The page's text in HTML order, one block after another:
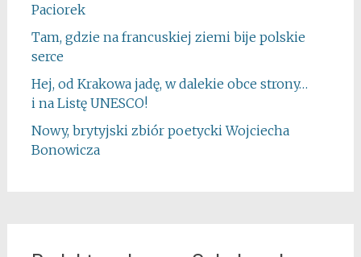
Paciorek
Tam, gdzie na francuskiej ziemi bije polskie
serce
Hej, od Krakowa jadę, w dalekie obce strony…
i na Listę UNESCO!
Nowy, brytyjski zbiór poetycki Wojciecha
Bonowicza